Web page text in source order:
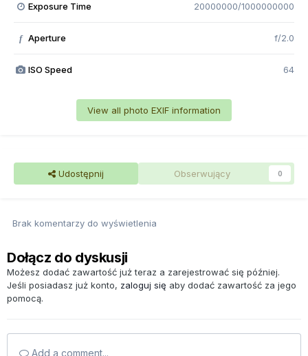
Exposure Time 20000000/1000000000
f Aperture f/2.0
ISO Speed 64
View all photo EXIF information
Udostępnij Obserwujący 0
Brak komentarzy do wyświetlenia
Dołącz do dyskusji
Możesz dodać zawartość już teraz a zarejestrować się później.
Jeśli posiadasz już konto, zaloguj się aby dodać zawartość za jego
pomocą.
Add a comment...